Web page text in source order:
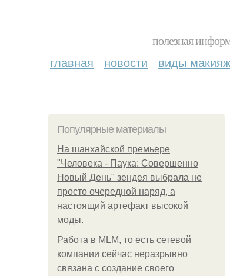
полезная
главная новости виды
Популярные материалы
На шанхайской премьере
"Человека - Паука: Совершенно
Новый День" зендея выбрала не
просто очередной наряд, а
настоящий артефакт высокой
моды.
Работа в MLM, то есть сетевой
компании сейчас неразрывно
связана с создание своего